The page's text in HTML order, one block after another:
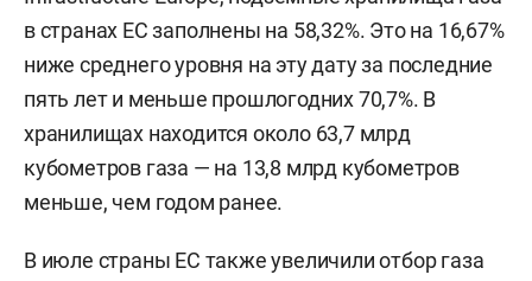
в странах ЕС заполнены на 58,32%. Это на 16,67%
ниже среднего уровня на эту дату за последние
пять лет и меньше прошлогодних 70,7%. В
хранилищах находится около 63,7 млрд
кубометров газа — на 13,8 млрд кубометров
меньше, чем годом ранее.
В июле страны ЕС также увеличили отбор газа